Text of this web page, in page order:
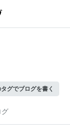
グでブログを書く
グ